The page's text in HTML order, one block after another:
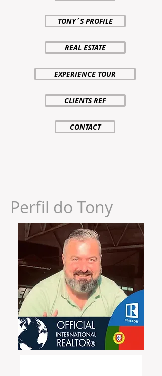
TONY´S PROFILE
REAL ESTATE
EXPERIENCE TOUR
CLIENTS REF
CONTACT
Perfil do Tony